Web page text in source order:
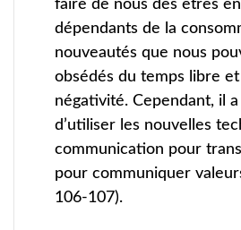
faire de nous des êtres
dépendants de la
nouveautés que nous
obsédés du temps libre
négativité. Cependant, il
d’utiliser les nouvelles
communication pour
pour communiquer
106-107).